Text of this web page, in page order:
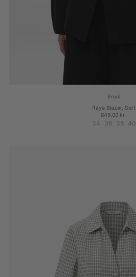
Envii
Raye Blazer, Sort
849,00 kr
34 36 38 40